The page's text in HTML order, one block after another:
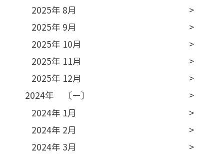
2025年 8月
2025年 9月
2025年 10月
2025年 11月
2025年 12月
2024年 〔ー〕
2024年 1月
2024年 2月
2024年 3月